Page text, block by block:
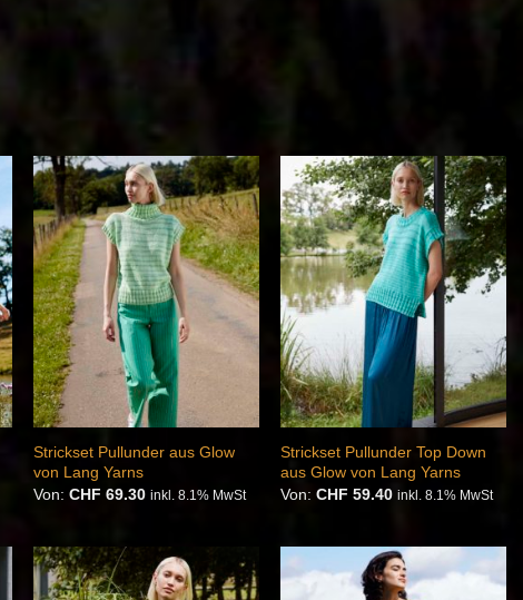
Auf die
Wunschliste
Strickset Pullunder aus Glow
von Lang Yarns
Von:CHF 69.30 inkl. 8.1% MwSt
Auf die
Wunschliste
Strickset Pullunder Top Down
aus Glow von Lang Yarns
Von:CHF 59.40 inkl. 8.1% MwSt